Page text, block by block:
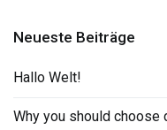
Neueste Beiträge
Hallo Welt!
Why you should choose